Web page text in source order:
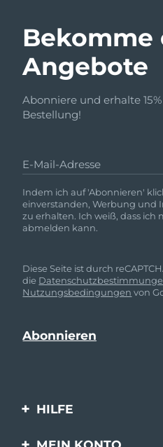
Bekomme
Angebote
Abonniere und erhalte
Bestellung!
E-Mail-Adresse
Indem ich auf 'Abonnieren'
einverstanden, Werbung und
zu erhalten. Ich weiß, dass ich
abmelden kann.
Diese Seite ist durch
die
Nutzungsbedingungen von
HILFE
Kontaktiere uns